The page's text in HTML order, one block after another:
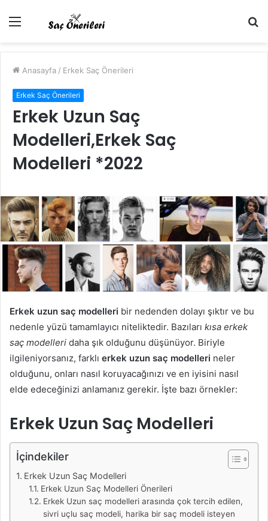
Menü
Anasayfa / Erkek Saç Önerileri
Erkek Saç Önerileri
Erkek Uzun Saç
Modelleri,Erkek Saç
Modelleri *2022
Erkek uzun saç modelleri bir nedenden dolayı şıktır ve bu
nedenle yüzü tamamlayıcı niteliktedir. Bazıları kısa erkek
saç modelleri daha şık olduğunu düşünüyor. Biriyle
ilgileniyorsanız, farklı erkek uzun saç modelleri neler
olduğunu, onları nasıl koruyacağınızı ve en iyisini nasıl
elde edeceğinizi anlamanız gerekir. İşte bazı örnekler:
Erkek Uzun Saç Modelleri
İçindekiler
Erkek Uzun Saç Modelleri
Erkek Uzun Saç Modelleri Önerileri
Erkek Uzun saç modelleri arasında çok tercih edilen,
sivri uçlu saç modeli, harika bir saç modeli isteyen